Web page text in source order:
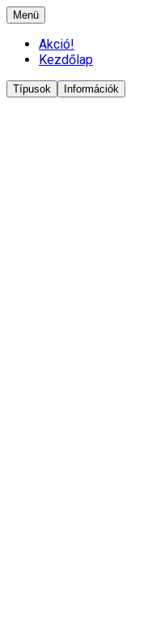
Menü
Akció!
Kezdőlap
Típusok Információk